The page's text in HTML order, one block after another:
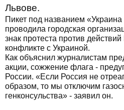
Львове.
Пикет под названием
проводила городская
знак протеста против
конфликте с Украиной.
Как объяснил журналистам
акции, сожжение флага -
России. «Если Россия не
образом, то мы отключим
генконсульства» - заявил он.